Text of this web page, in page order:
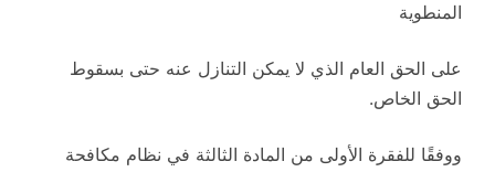
المنطوية
على الحق العام الذي لا يمكن التنازل عنه حتى بسقوط
الحق الخاص.
ووفقًا للفقرة الأولى من المادة الثالثة في نظام مكافحة